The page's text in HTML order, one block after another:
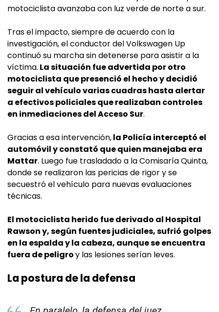
motociclista avanzaba con luz verde de norte a sur.
Tras el impacto, siempre de acuerdo con la
investigación, el conductor del Volkswagen Up
continuó su marcha sin detenerse para asistir a la
víctima. La situación fue advertida por otro
motociclista que presenció el hecho y decidió
seguir al vehículo varias cuadras hasta alertar
a efectivos policiales que realizaban controles
en inmediaciones del Acceso Sur.
Gracias a esa intervención,la Policía interceptó el
automóvil y constató que quien manejaba era
Mattar. Luego fue trasladado a la Comisaría Quinta,
donde se realizaron las pericias de rigor y se
secuestró el vehículo para nuevas evaluaciones
técnicas.
El motociclista herido fue derivado al Hospital
Rawson y, según fuentes judiciales, sufrió golpes
en la espalda y la cabeza, aunque se encuentra
fuera de peligroy las lesiones serían leves.
La postura de la defensa